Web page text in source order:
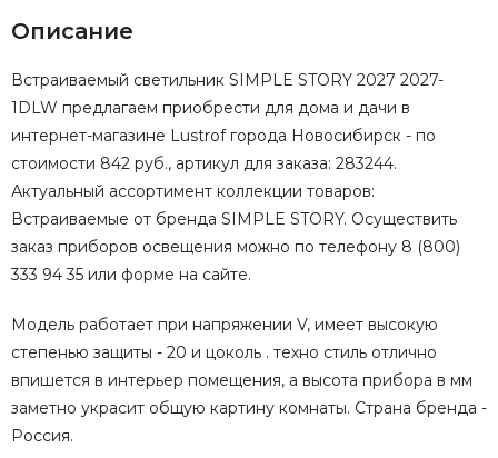
Описание
Встраиваемый светильник SIMPLE STORY 2027 2027-
1DLW предлагаем приобрести для дома и дачи в
интернет-магазине Lustrof города Новосибирск - по
стоимости 842 руб., артикул для заказа: 283244.
Актуальный ассортимент коллекции товаров:
Встраиваемые от бренда SIMPLE STORY. Осуществить
заказ приборов освещения можно по телефону 8 (800)
333 94 35 или форме на сайте.
Модель работает при напряжении V, имеет высокую
степенью защиты - 20 и цоколь . техно стиль отлично
впишется в интерьер помещения, а высота прибора в мм
заметно украсит общую картину комнаты. Страна бренда -
Россия.